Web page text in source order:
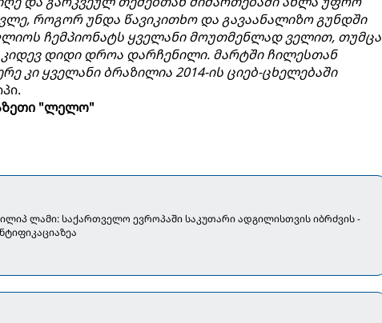
როგორ უნდა წავიკითხო და გავაანალიზო გუნდში
ჩემპიონატს ყველანი მოუთმენლად ველით, თუმცა
დიდი დროა დარჩენილი. მარტში ჩილესთან
კი ყველანი ბრაზილია 2014-ის ციებ-ცხელებაში
"ლელო"
ლამი: საქართველო ევროპაში საკუთარი ადგილისთვის იბრძვის -